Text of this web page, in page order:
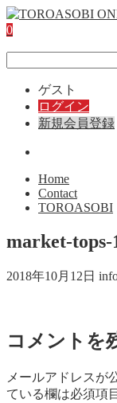
0
ゲスト
ログイン
新規会員登録
Home
Contact
TOROASOBI
market-tops-
2018年10月12日
コメントを
メールアドレスが
ている欄は必須項